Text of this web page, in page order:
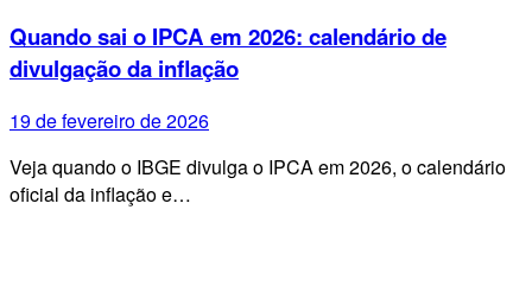
Quando sai o IPCA em 2026: calendário de
divulgação da inflação
19 de fevereiro de 2026
Veja quando o IBGE divulga o IPCA em 2026, o calendário
oficial da inflação e…